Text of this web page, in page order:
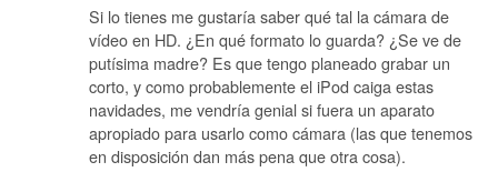
Si lo tienes me gustaría saber qué tal la cámara de
vídeo en HD. ¿En qué formato lo guarda? ¿Se ve de
putísima madre? Es que tengo planeado grabar un
corto, y como probablemente el iPod caiga estas
navidades, me vendría genial si fuera un aparato
apropiado para usarlo como cámara (las que tenemos
en disposición dan más pena que otra cosa).